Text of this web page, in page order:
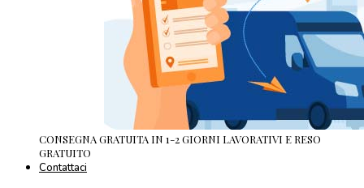
CONSEGNA GRATUITA IN 1-2 GIORNI LAVORATIVI E RESO
GRATUITO
Contattaci